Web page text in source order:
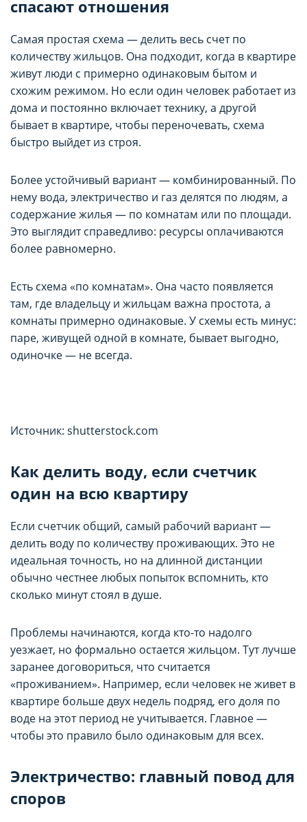
спасают отношения
Самая простая схема — делить весь счет по
количеству жильцов. Она подходит, когда в квартире
живут люди с примерно одинаковым бытом и
схожим режимом. Но если один человек работает из
дома и постоянно включает технику, а другой
бывает в квартире, чтобы переночевать, схема
быстро выйдет из строя.
Более устойчивый вариант — комбинированный. По
нему вода, электричество и газ делятся по людям, а
содержание жилья — по комнатам или по площади.
Это выглядит справедливо: ресурсы оплачиваются
более равномерно.
Есть схема «по комнатам». Она часто появляется
там, где владельцу и жильцам важна простота, а
комнаты примерно одинаковые. У схемы есть минус:
паре, живущей одной в комнате, бывает выгодно,
одиночке — не всегда.
Источник: shutterstock.com
Как делить воду, если счетчик
один на всю квартиру
Если счетчик общий, самый рабочий вариант —
делить воду по количеству проживающих. Это не
идеальная точность, но на длинной дистанции
обычно честнее любых попыток вспомнить, кто
сколько минут стоял в душе.
Проблемы начинаются, когда кто-то надолго
уезжает, но формально остается жильцом. Тут лучше
заранее договориться, что считается
«проживанием». Например, если человек не живет в
квартире больше двух недель подряд, его доля по
воде на этот период не учитывается. Главное —
чтобы это правило было одинаковым для всех.
Электричество: главный повод для
споров
пользователе, которая может быть
учета посещаемых сайтов в сети Интернет.
Аналитические cookie-файлы
Данные cookie-файлы необходимы в
статистических целях, позволяют подсчитывать
количество и длительность посещений Сайта,
анализировать как посетители используют Сайт,
производительность и сделать более удобным
для использования. Запретить хранение
данного типа cookie-файлов можно
непосредственно на Сайте либо в настройках
браузера.
Рекламные cookie-файлы используются для
целей маркетинга и улучшения качества
рекламы (предоставление более актуального и
подходящего контента и
персонализированного рекламного материала).
пользователе, которая может быть
учета посещаемых сайтов в сети Интернет.
Аналитические cookie-файлы
Данные cookie-файлы необходимы в
статистических целях, позволяют подсчитывать
количество и длительность посещений Сайта,
анализировать как посетители используют Сайт,
производительность и сделать более удобным
для использования. Запретить хранение
данного типа cookie-файлов можно
непосредственно на Сайте либо в настройках
браузера.
Рекламные cookie-файлы используются для
целей маркетинга и улучшения качества
рекламы (предоставление более актуального и
подходящего контента и
персонализированного рекламного материала).